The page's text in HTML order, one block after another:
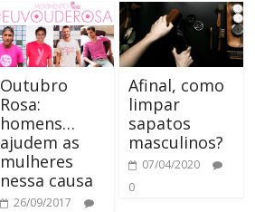
Outubro
Rosa:
homens…
ajudem as
mulheres
nessa causa
26/09/2017
Afinal, como
limpar
sapatos
masculinos?
07/04/2020
0